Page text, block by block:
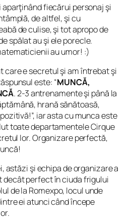
fiecărui personaj şi
de altfel, şi cu
de culise, şi tot apropo de
spălat au şi ele porecle.
au umor! :)
care e secretul şi am întrebat şi
este: “MUNCĂ,
. 2-3 antrenamente şi până la
hrană sănătoasă,
iar asta cu munca este
toate departamentele Cirque
lor. Organizare perfectă,
astăzi şi echipa de organizare a
perfect în ciuda frigului
de la Romexpo, locul unde
ei atunci când începe